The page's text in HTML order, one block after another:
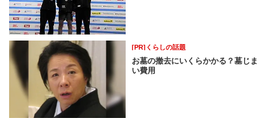
[PR]くらしの話題
お墓の撤去にいくらかかる？墓じま
い費用